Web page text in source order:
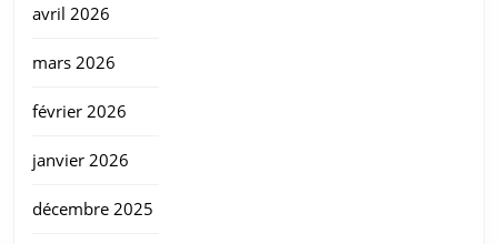
avril 2026
mars 2026
février 2026
janvier 2026
décembre 2025